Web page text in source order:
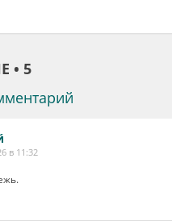
• 5
в 11:32